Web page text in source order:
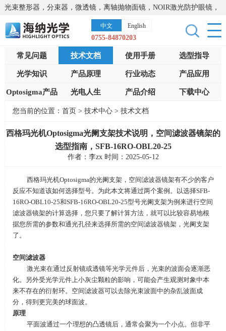
光束整形器，分束器，微透镜，离轴抛物面镜，NOIR激光防护眼镜，
太阳能模拟器，显微镜载物台，激光器，光谱仪，红外热像仪，激光
晶体
中文 English
0755-84870203
常见问题 技术文档 使用手册 选型指导
光学知识 产品原理 行业动态 产品应用
Optosigma产品 光电人生 产品介绍 下载中心
您当前的位置： 首页 > 技术中心 > 技术文档
西格玛光机Optosigma光阑支架技术说明，空间滤波器镜架的
选型指南，SFB-16RO-OBL20-25
作者：李zx 时间：2025-05-12
西格玛光机Optosigma的光阑支架，空间滤波器镜架有不少的客户
反应不知道该如何选择型号。为此本文将通过两个案例。以选择SFB-
16RO-OBL10-25和SFB-16RO-OBL20-25型号光阑支架为例来进行空间
滤波器镜架的计算选择，您只要了解计算方法，就可以比较容易地根
据您所需的参数和通光孔径来选择所需的空间滤波器镜架，光阑支架
了。
空间滤波器
激光束在通过反射镜或透镜等光学元件后，光束的波面会逐渐恶
化。另外受光学元件上小灰尘颗粒的影响，可能会产生观测对象中本
来不存在的衍射环。空间滤波器可以去除光束波面中的杂乱波面成
分，得到更完美的球面波。
原理
平面波通过一个理想的凸透镜后，通常会聚为一个小点。但非平